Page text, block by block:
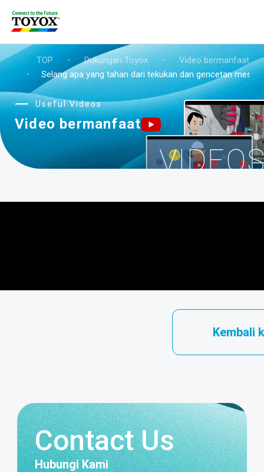
TOP ・ Dukungan Toyox ・
Video bermanfaat
・
Selang apa yang tahan dari tekukan dan gencetan meski
Useful Videos
Video bermanfaat
Kembali
Contact Us
Hubungi Kami